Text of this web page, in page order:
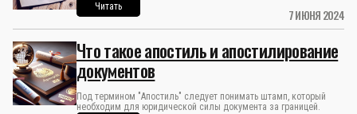
7 ИЮНЯ 2024
Читать
Что такое апостиль и апостилирование
документов
Под термином "Апостиль" следует понимать штамп, который
необходим для юридической силы документа за границей.